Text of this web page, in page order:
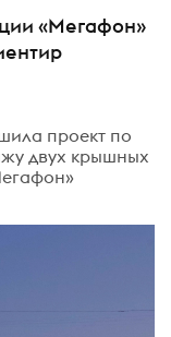
«Мегафон»
проект по
двух крышных